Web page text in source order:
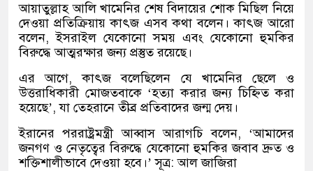
আয়াতুল্লাহ আলি খামেনির শেষ বিদায়ের শোক মিছিল নিয়ে
দেওয়া প্রতিক্রিয়ায় কাৎজ এসব কথা বলেন। কাৎজ আরো
বলেন,ইসরাইল যেকোনো সময় এবং যেকোনো হুমকির
বিরুদ্ধে আত্মরক্ষার জন্য প্রস্তুত রয়েছে।
এর আগে,কাৎজ বলেছিলেন যে খামেনির ছেলে ও
উত্তরাধিকারী মোজতবাকে‘হত্যা করার জন্য চিহ্নিত করা
হয়েছে’,যা তেহরানে তীব্র প্রতিবাদের জন্ম দেয়।
ইরানের পররাষ্ট্রমন্ত্রী আব্বাস আরাগচি বলেন, ‘আমাদের
জনগণ ও নেতৃত্বের বিরুদ্ধে যেকোনো হুমকির জবাব দ্রুত ও
শক্তিশালীভাবে দেওয়া হবে।’সূত্র:আল জাজিরা